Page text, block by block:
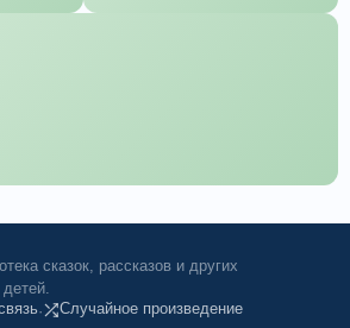
сказок, рассказов и других
· Случайное произведение